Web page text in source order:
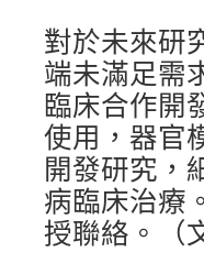
對於未來研
端未滿足需
臨床合作開
使用，器官
開發研究，
病臨床治療
授聯絡。（